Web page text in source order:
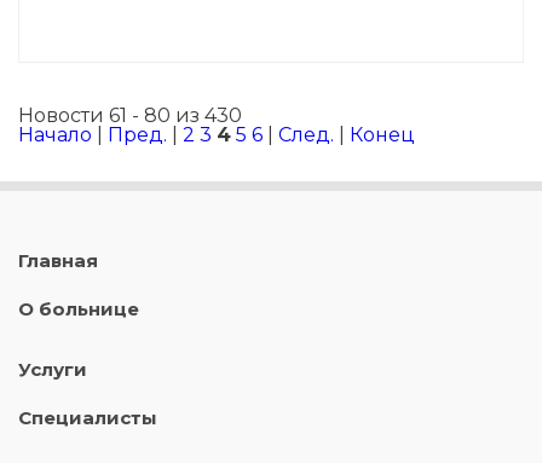
Новости 61 - 80 из 430
Начало
Пред. 2 3 4 5 6 След. Конец
Главная
О больнице
Услуги
Специалисты